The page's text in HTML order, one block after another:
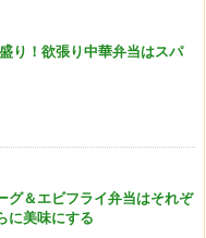
り！欲張り中華弁当はスパ
グ＆エビフライ弁当はそれぞ
に美味にする